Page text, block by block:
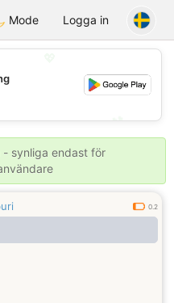
Chat
Mode Logga in
💕
synliga endast för
0.2